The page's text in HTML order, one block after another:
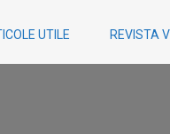
UTILE REVISTA